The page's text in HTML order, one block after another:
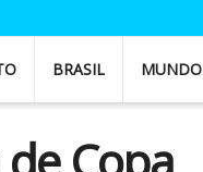
BRASIL MUNDO